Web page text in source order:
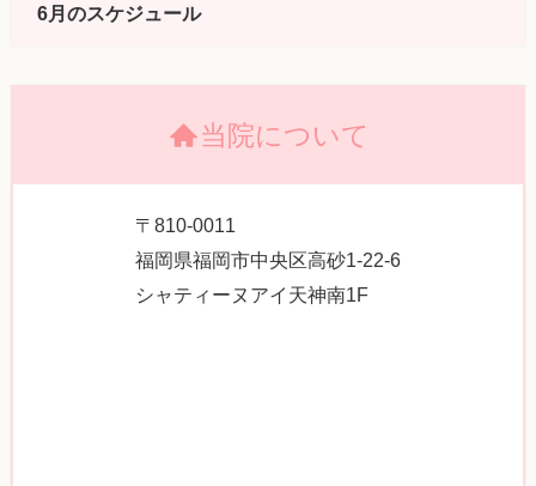
6月のスケジュール
当院について
〒810-0011
福岡県福岡市中央区高砂1-22-6
シャティーヌアイ天神南1F